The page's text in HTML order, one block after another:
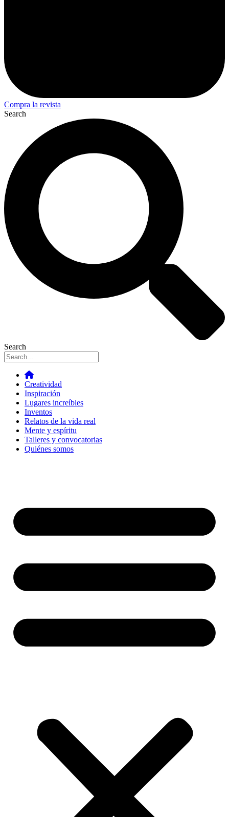
Compra la revista
Search
Search
Creatividad
Inspiración
Lugares increíbles
Inventos
Relatos de la vida real
Mente y espíritu
Talleres y convocatorias
Quiénes somos